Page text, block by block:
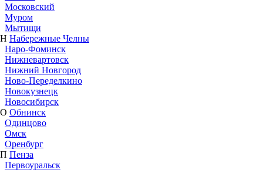
Московский
Муром
Мытищи
Н Набережные Челны
Наро-Фоминск
Нижневартовск
Нижний Новгород
Ново-Переделкино
Новокузнецк
Новосибирск
О Обнинск
Одинцово
Омск
Оренбург
П Пенза
Первоуральск